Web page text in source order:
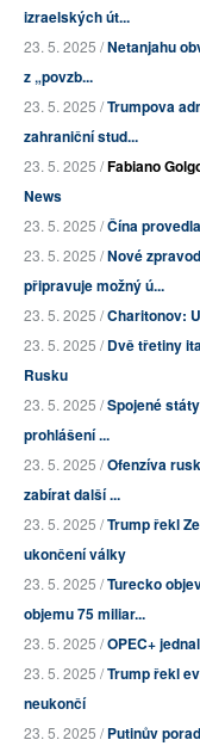
izraelských út...
23. 5. 2025 /Netanjahu
z „povzb...
23. 5. 2025 /Trumpova
zahraniční stud...
23. 5. 2025 /Fabiano
News
23. 5. 2025 /Čína
23. 5. 2025 /Nové
připravuje možný ú...
23. 5. 2025 /Charitonov:
23. 5. 2025 /Dvě třetiny
Rusku
23. 5. 2025 /Spojené
prohlášení ...
23. 5. 2025 /Ofenzíva
zabírat další ...
23. 5. 2025 /Trump řekl
ukončení války
23. 5. 2025 /Turecko
objemu 75 miliar...
23. 5. 2025 /OPEC+
23. 5. 2025 /Trump řekl
neukončí
23. 5. 2025 /Putinův